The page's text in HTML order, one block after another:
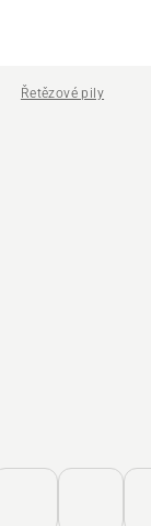
Řetězové pily